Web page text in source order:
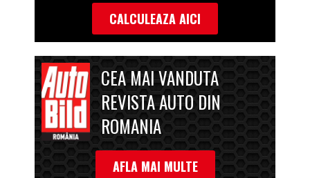
CALCULEAZA AICI
CEA MAI VANDUTA
REVISTA AUTO DIN
ROMANIA
AFLA MAI MULTE